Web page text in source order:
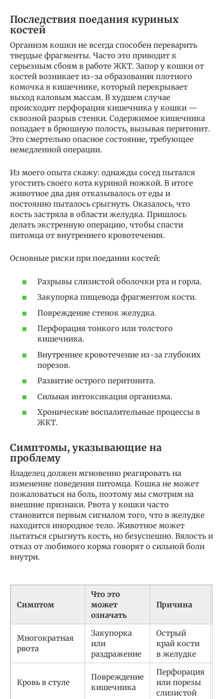
Последствия поедания куриных
костей
Организм кошки не всегда способен переварить
твердые фрагменты. Часто это приводит к
серьезным сбоям в работе ЖКТ. Запор у кошки от
костей возникает из-за образования плотного
комочка в кишечнике, который перекрывает
выход каловым массам. В худшем случае
происходит перфорация кишечника у кошки —
сквозной разрыв стенки. Содержимое кишечника
попадает в брюшную полость, вызывая перитонит.
Это смертельно опасное состояние, требующее
немедленной операции.
Из моего опыта скажу: однажды сосед пытался
угостить своего кота куриной ножкой. В итоге
животное два дня отказывалось от еды и
постоянно пыталось срыгнуть. Оказалось, что
кость застряла в области желудка. Пришлось
делать экстренную операцию, чтобы спасти
питомца от внутреннего кровотечения.
Основные риски при поедании костей:
Разрывы слизистой оболочки рта и горла.
Закупорка пищевода фрагментом кости.
Повреждение стенок желудка.
Перфорация тонкого или толстого
кишечника.
Внутреннее кровотечение из-за глубоких
порезов.
Развитие острого перитонита.
Сильная интоксикация организма.
Хронические воспалительные процессы в
ЖКТ.
Симптомы, указывающие на
проблему
Владелец должен мгновенно реагировать на
изменение поведения питомца. Кошка не может
пожаловаться на боль, поэтому мы смотрим на
внешние признаки. Рвота у кошки часто
становится первым сигналом того, что в желудке
находится инородное тело. Животное может
пытаться срыгнуть кость, но безуспешно. Вялость и
отказ от любимого корма говорят о сильной боли
внутри.
Симптом
Что это
может
означать
Причина
Многократная
рвота
Закупорка
или
раздражение
Острый
край кости
в желудке
Кровь в стуле
Повреждение
кишечника
Перфорация
или порезы
слизистой